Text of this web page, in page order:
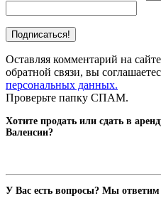
Оставляя комментарий на
обратной связи, вы
персональных данных.
Проверьте папку СПАМ.
Хотите продать или сдать в
Валенсии?
У Вас есть вопросы? Мы